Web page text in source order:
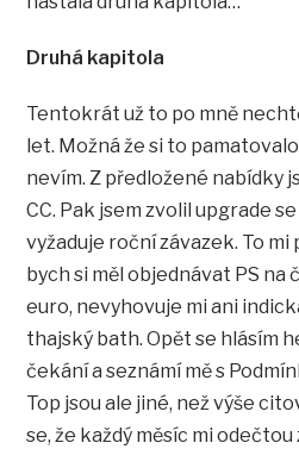
Druhá kapitola
Tentokrát už to po mně
let. Možná že si to
nevím. Z předložené nabídky
CC. Pak jsem zvolil upgrade
vyžaduje roční závazek. To
bych si měl objednávat PS
euro, nevyhovuje mi ani
thajský bath. Opět se hlásím
čekání a seznámí mě s
Top jsou ale jiné, než výše
se, že každý měsíc mi